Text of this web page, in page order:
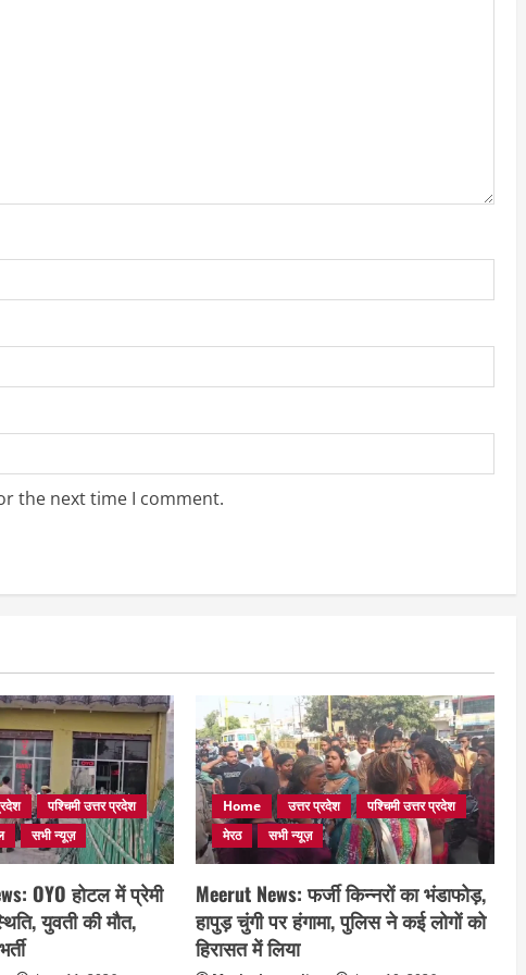
the next time I comment.
पश्चिमी उत्तर प्रदेश
सभी न्यूज़
OYO होटल में प्रेमी
युवती की मौत,
Home उत्तर प्रदेश
पश्चिमी उत्तर प्रदेश
मेरठ
सभी न्यूज़
Meerut News: फर्जी किन्नरों का भंडाफोड़,
हापुड़ चुंगी पर हंगामा, पुलिस ने कई लोगों को
हिरासत में लिया